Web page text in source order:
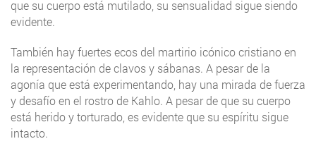
que su cuerpo está mutilado, su sensualidad sigue siendo
evidente.
También hay fuertes ecos del martirio icónico cristiano en
la representación de clavos y sábanas. A pesar de la
agonía que está experimentando, hay una mirada de fuerza
y desafío en el rostro de Kahlo. A pesar de que su cuerpo
está herido y torturado, es evidente que su espíritu sigue
intacto.